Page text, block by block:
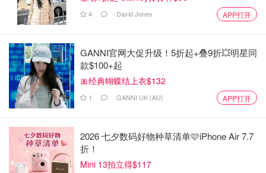
4 David Jones APP打开
GANNI官网大促升级！5折起+叠9折💥明星同
款$100+起
🎀经典蝴蝶结上衣$132
1 GANNI UK (AU) APP打开
2026 七夕数码好物种草清单🩷iPhone Air 7.7
折！
Mini 13拍立得$117